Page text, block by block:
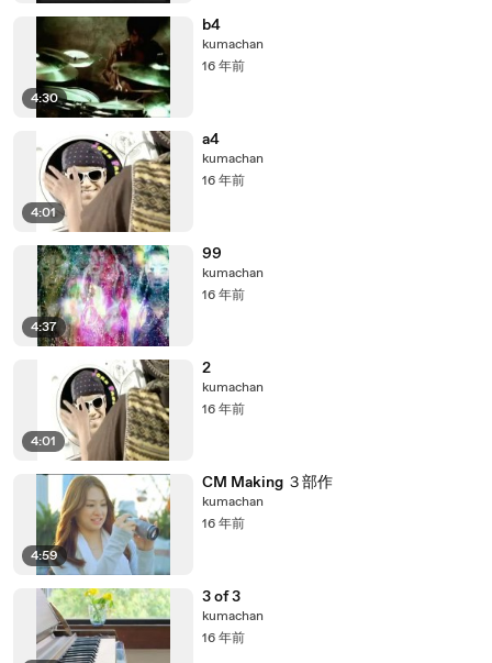
4:30
b4
kumachan
16 年前
4:01
a4
kumachan
16 年前
4:37
99
kumachan
16 年前
4:01
2
kumachan
16 年前
4:59
CM Making ３部作
kumachan
16 年前
3 of 3
kumachan
16 年前